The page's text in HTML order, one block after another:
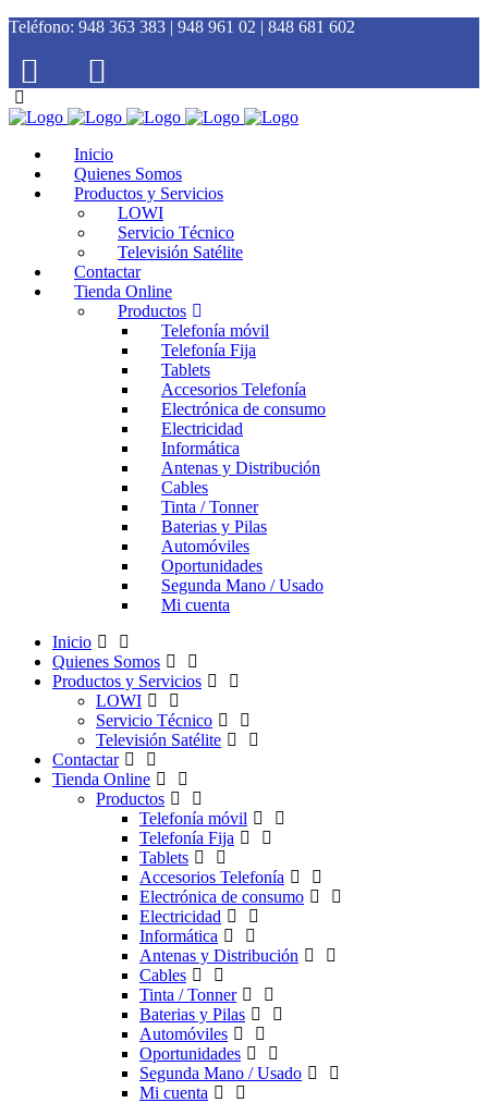
Teléfono: 948 363 383 | 948 961 02 | 848 681 602
Inicio
Quienes Somos
Productos y Servicios
LOWI
Servicio Técnico
Televisión Satélite
Contactar
Tienda Online
Productos
Telefonía móvil
Telefonía Fija
Tablets
Accesorios Telefonía
Electrónica de consumo
Electricidad
Informática
Antenas y Distribución
Cables
Tinta / Tonner
Baterias y Pilas
Automóviles
Oportunidades
Segunda Mano / Usado
Mi cuenta
Inicio
Quienes Somos
Productos y Servicios
LOWI
Servicio Técnico
Televisión Satélite
Contactar
Tienda Online
Productos
Telefonía móvil
Telefonía Fija
Tablets
Accesorios Telefonía
Electrónica de consumo
Electricidad
Informática
Antenas y Distribución
Cables
Tinta / Tonner
Baterias y Pilas
Automóviles
Oportunidades
Segunda Mano / Usado
Mi cuenta